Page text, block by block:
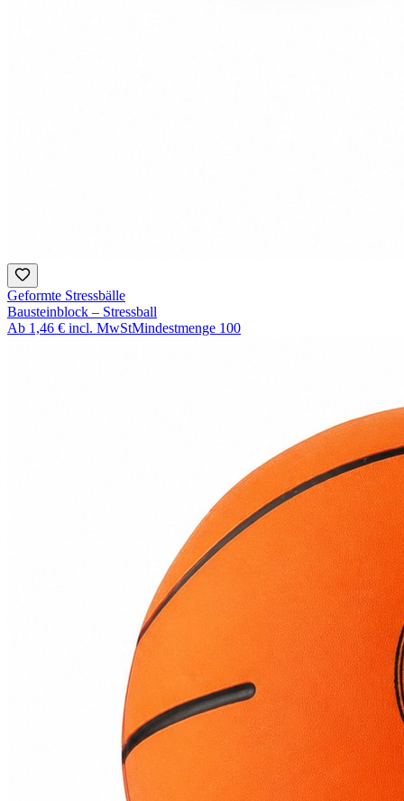
Geformte Stressbälle
Bausteinblock – Stressball
Ab 1,46 € incl. MwStMindestmenge 100